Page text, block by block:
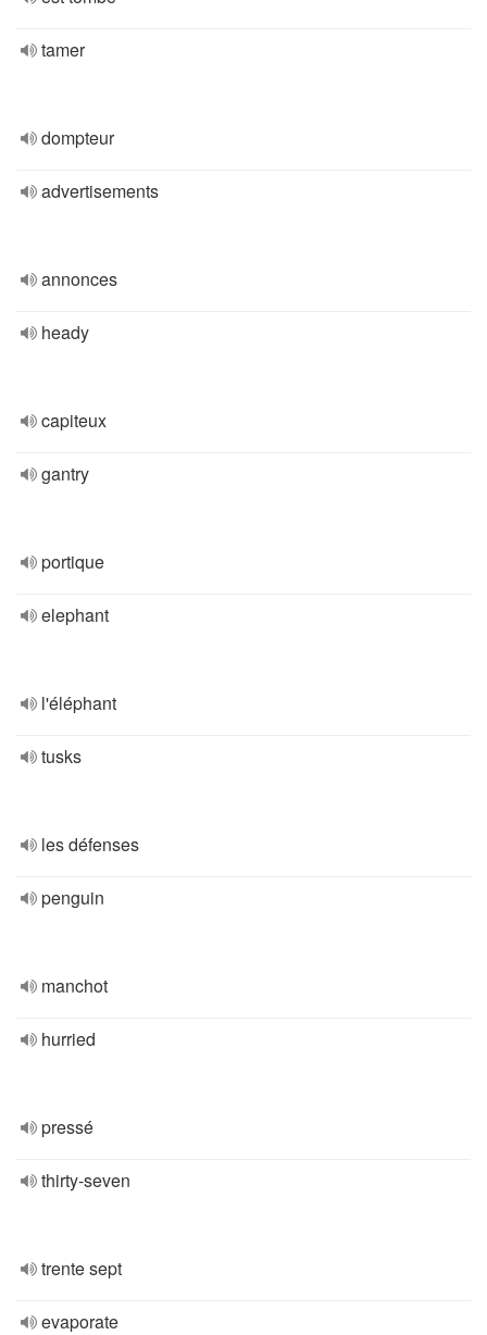
tamer
dompteur
advertisements
annonces
heady
capiteux
gantry
portique
elephant
l'éléphant
tusks
les défenses
penguin
manchot
hurried
pressé
thirty-seven
trente sept
evaporate